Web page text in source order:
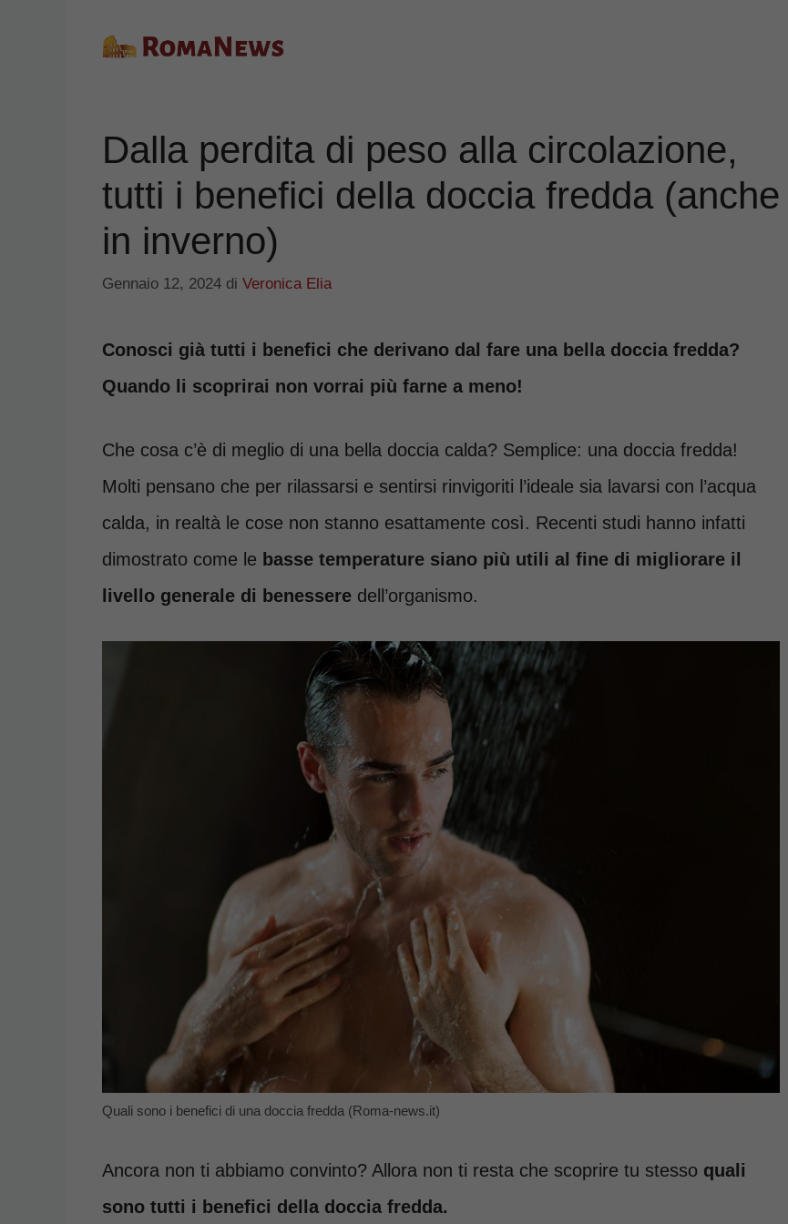
Dalla perdita di peso alla circolazione,
tutti i benefici della doccia fredda (anche
in inverno)
Gennaio 12, 2024 di Veronica Elia
Conosci già tutti i benefici che derivano dal fare una bella doccia fredda?
Quando li scoprirai non vorrai più farne a meno!
Che cosa c’è di meglio di una bella doccia calda? Semplice: una doccia fredda!
Molti pensano che per rilassarsi e sentirsi rinvigoriti l’ideale sia lavarsi con l’acqua
calda, in realtà le cose non stanno esattamente così. Recenti studi hanno infatti
dimostrato come le basse temperature siano più utili al fine di migliorare il
livello generale di benessere dell’organismo.
Quali sono i benefici di una doccia fredda (Roma-news.it)
Ancora non ti abbiamo convinto? Allora non ti resta che scoprire tu stesso quali
sono tutti i benefici della doccia fredda.